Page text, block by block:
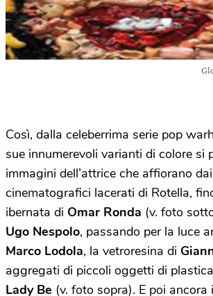
Così, dalla celeberrima serie pop
sue innumerevoli varianti di colore si
immagini dell’attrice che affiorano
cinematografici lacerati di Rotella,
ibernata di Omar Ronda (v. foto
Ugo Nespolo, passando per la luce
Marco Lodola, la vetroresina di
aggregati di piccoli oggetti di
Lady Be (v. foto sopra). E poi ancora